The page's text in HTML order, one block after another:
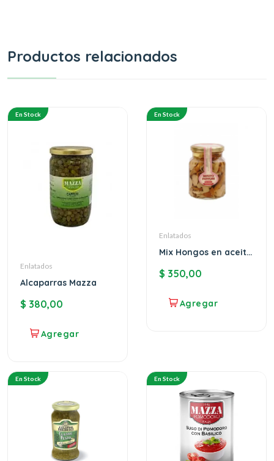
Productos relacionados
En Stock
Enlatados
Alcaparras Mazza
$ 380,00
En Stock
Enlatados
Mix Hongos en aceite
$ 350,00
En Stock En Stock